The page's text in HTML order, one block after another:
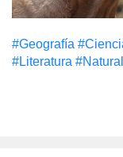
#Geografía
#Literatura